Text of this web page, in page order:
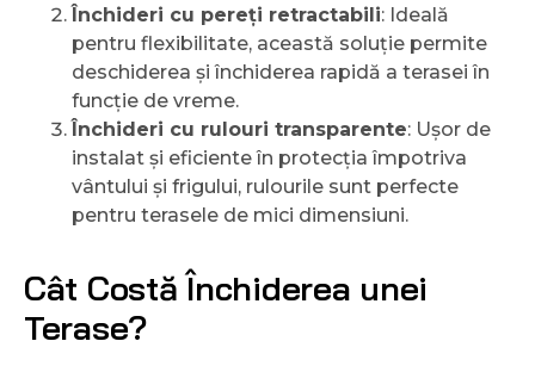
Închideri cu pereți retractabili: Ideală
pentru flexibilitate, această soluție permite
deschiderea și închiderea rapidă a terasei în
funcție de vreme.
Închideri cu rulouri transparente: Ușor de
instalat și eficiente în protecția împotriva
vântului și frigului, rulourile sunt perfecte
pentru terasele de mici dimensiuni.
Cât Costă Închiderea unei
Terase?